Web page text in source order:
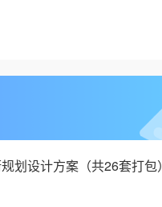
划设计方案（共26套打包）